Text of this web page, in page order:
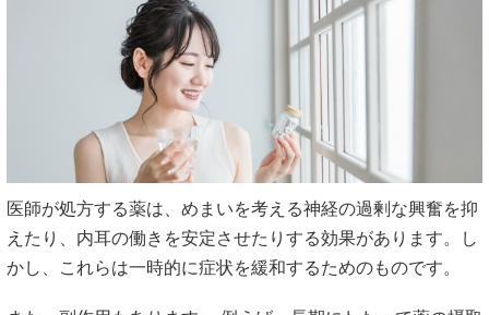
医師が処方する薬は、めまいを考える神経の過剰な興奮を抑
えたり、内耳の働きを安定させたりする効果があります。し
かし、これらは一時的に症状を緩和するためのものです。